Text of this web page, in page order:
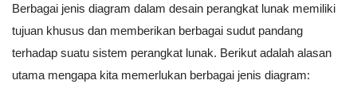
Berbagai jenis diagram dalam desain perangkat lunak memiliki
tujuan khusus dan memberikan berbagai sudut pandang
terhadap suatu sistem perangkat lunak. Berikut adalah alasan
utama mengapa kita memerlukan berbagai jenis diagram: